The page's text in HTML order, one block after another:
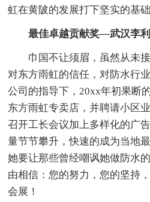
虹在黄陂的发展打下坚实的基
最佳卓越贡献奖—武汉李
巾国不让须眉，虽然从未
对东方雨虹的信任，对防水行
公司的指导下，20xx年初果断
东方雨虹专卖店，并聘请小区
召开工长会议加上多样化的广
量节节攀升，快速的成为当地
她要让那些曾经嘲讽她做防水
由相信：您的努力，您的坚持
会展！